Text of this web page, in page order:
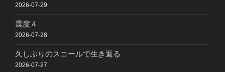
2026-07-29
震度４
2026-07-28
久しぶりのスコールで生き返る
2026-07-27